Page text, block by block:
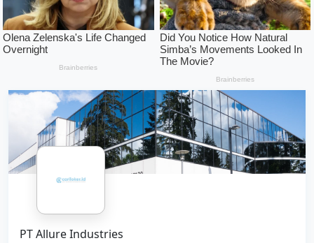
PT Allure Industries